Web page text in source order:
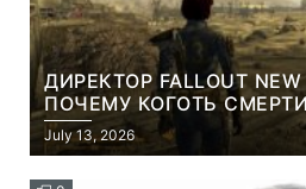
ДИРЕКТОР FALLOUT
ПОЧЕМУ КОГОТЬ
НАМЕРЕННО СНОСИТ
July 13, 2026